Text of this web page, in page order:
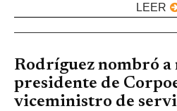
LEER
Rodríguez nombró a
presidente de
viceministro de